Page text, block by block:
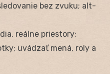
bez zvuku; alt-
reálne priestory;
uvádzať mená, roly a